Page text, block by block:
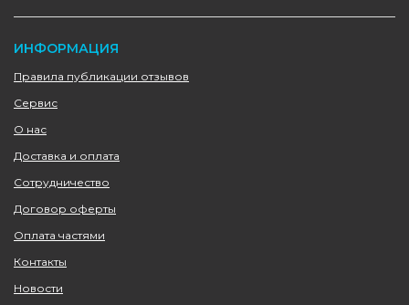
ИНФОРМАЦИЯ
Правила публикации отзывов
Сервис
О нас
Доставка и оплата
Сотрудничество
Договор оферты
Оплата частями
Контакты
Новости